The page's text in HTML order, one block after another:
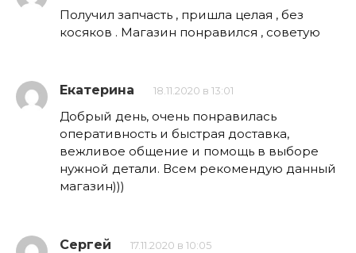
Получил запчасть , пришла целая , без
косяков . Магазин понравился , советую
Екатерина 18.11.2020 в 13:01
Добрый день, очень понравилась
оперативность и быстрая доставка,
вежливое общение и помощь в выборе
нужной детали. Всем рекомендую данный
магазин)))
Сергей 17.11.2020 в 10:05